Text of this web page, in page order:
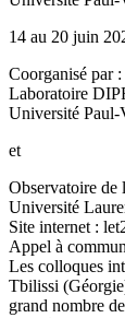
14 au 20 juin
Coorganisé par :
Laboratoire
Université
et
Observatoire de
Université
Site internet :
Appel à
Les colloques
Tbilissi
grand nombre